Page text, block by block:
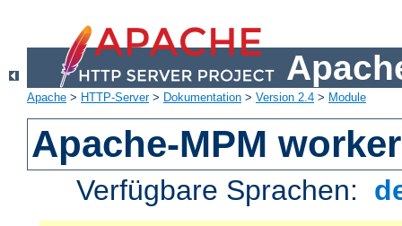
Apache > HTTP-Server> Dokumentation > Version 2.4 > Module
Apache-MPM worker
Verfügbare Sprachen: